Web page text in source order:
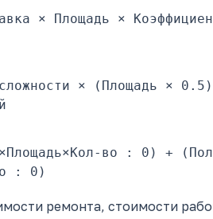
× Площадь ×
× (Площадь ×
во : 0) +
: 0)
ремонта, стоимости